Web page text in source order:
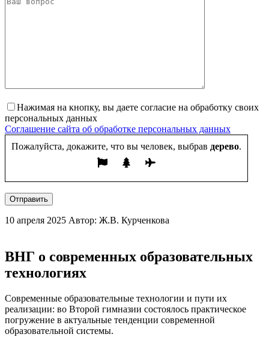
Нажимая на кнопку, вы даете согласие на обработку своих
персональных данных
Соглашение сайта об обработке персональных данных
Пожалуйста, докажите, что вы человек, выбрав дерево.
Отправить
10 апреля 2025 Автор: Ж.В. Курченкова
ВНГ о современных образовательных
технологиях
Современные образовательные технологии и пути их
реализации: во Второй гимназии состоялось практическое
погружение в актуальные тенденции современной
образовательной системы.